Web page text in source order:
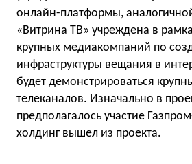
онлайн-платформы,
«Витрина ТВ» учреждена в
крупных медиакомпаний по
инфраструктуры вещания в
будет демонстрироваться
телеканалов. Изначально в
предполагалось участие
холдинг вышел из проекта.